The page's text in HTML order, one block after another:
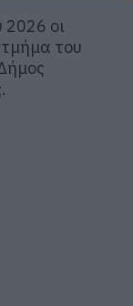
2026 οι
του